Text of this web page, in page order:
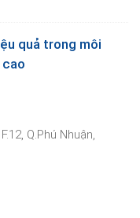
quả trong môi
Q.Phú Nhuận,